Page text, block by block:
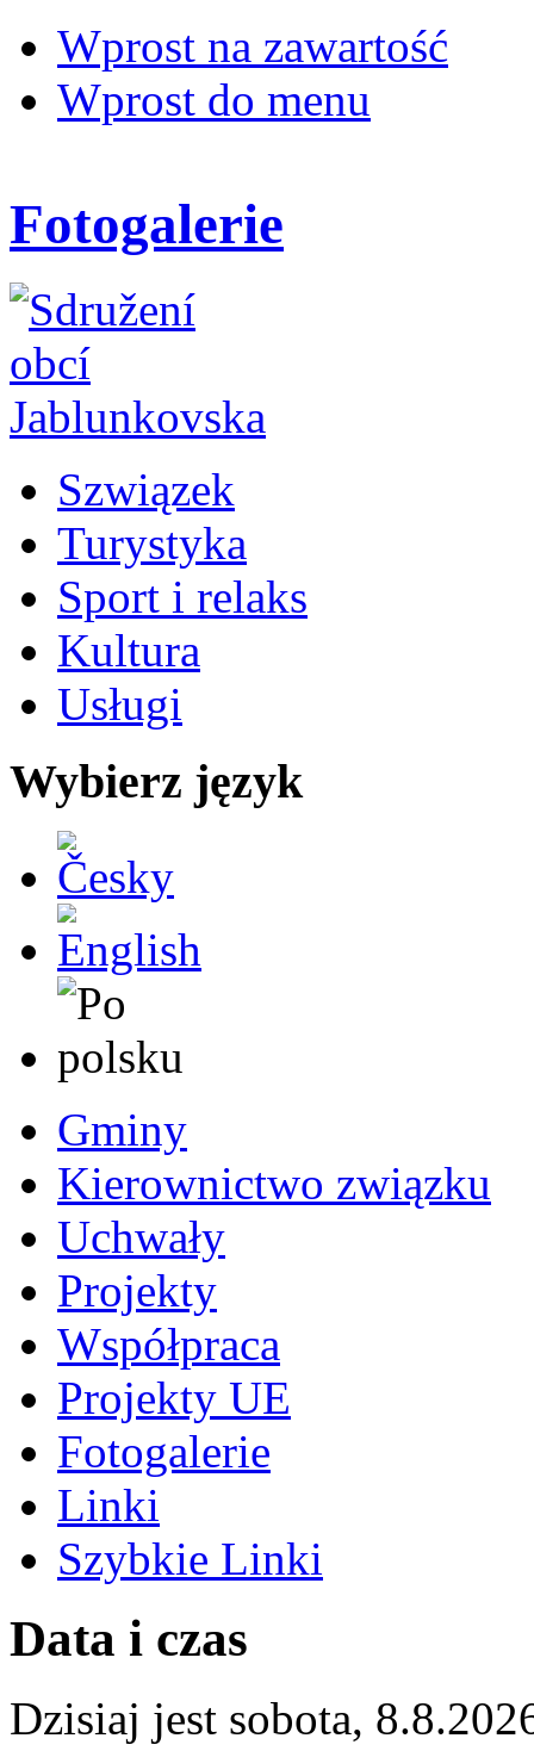
Wprost na zawartość
Wprost do menu
Fotogalerie
Szwiązek
Turystyka
Sport i relaks
Kultura
Usługi
Wybierz język
Gminy
Kierownictwo związku
Uchwały
Projekty
Współpraca
Projekty UE
Fotogalerie
Linki
Szybkie Linki
Data i czas
Dzisiaj jest sobota,